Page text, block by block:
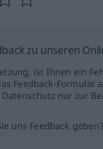
zu unseren
ist Ihnen ein
Feedback-
nur zur
uns Feedback